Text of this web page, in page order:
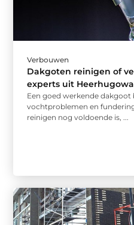
Verbouwen
Dakgoten reinigen of
experts uit
Een goed werkende
vochtproblemen en
reinigen nog voldoende is, ...